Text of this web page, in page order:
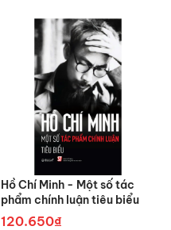
Hồ Chí Minh - Một số tác
phẩm chính luận tiêu biểu
120.650₫